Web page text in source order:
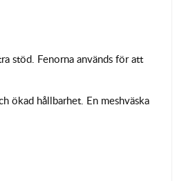
stöd. Fenorna används för att
hållbarhet. En meshväska